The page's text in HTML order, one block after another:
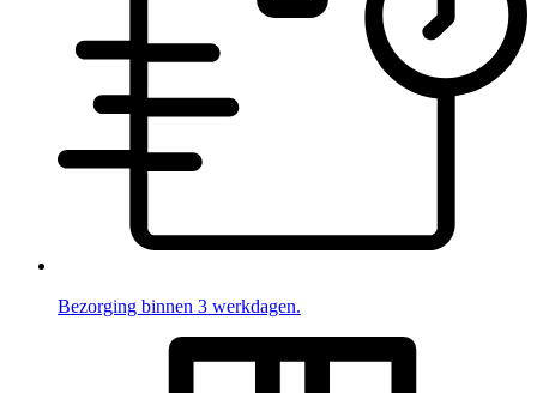
Bezorging binnen 3 werkdagen.